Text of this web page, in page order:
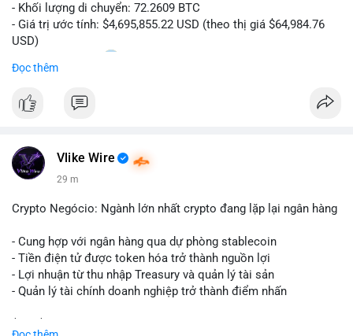
- Khối lượng di chuyển: 72.2609 BTC
- Giá trị ước tính: $4,695,855.22 USD (theo thị giá $64,984.76
USD)
- Thời gian: 15:20
Nhận định phân tích hành vi của Cá voi dựa trên giao dịch này:
Lượng BTC trị giá gần 4,7 triệu USD được dồn vào một giao
giao dịch, áp lực bán ngắn hạn có thể gia tăng, ảnh hưởng đến
tâm lý nhà đầu tư. Ngược lại, nếu dòng tiền đổ về ví lạnh, đây
vùng giá hiện tại thay vì thoát ra.
Lời khuyên ngắn gọn cho nhà đầu tư nhỏ lẻ: Theo dõi sát địa
chỉ nhận của giao dịch này trong 24-48 giờ tới. Đừng vội hành
động theo cảm xúc khi chỉ dựa vào một lệnh chuyển đơn lẻ;
hãy quan sát thêm các lệnh tiếp theo để xác nhận xu hướng
Đọc thêm
Vlike Wire
29 m
Crypto Negócio: Ngành lớn nhất crypto đang lặp lại ngân hàng
- Cung hợp với ngân hàng qua dự phòng stablecoin
- Tiền điện tử được token hóa trở thành nguồn lợi
- Lợi nhuận từ thu nhập Treasury và quản lý tài sản
- Quản lý tài chính doanh nghiệp trở thành điểm nhấn